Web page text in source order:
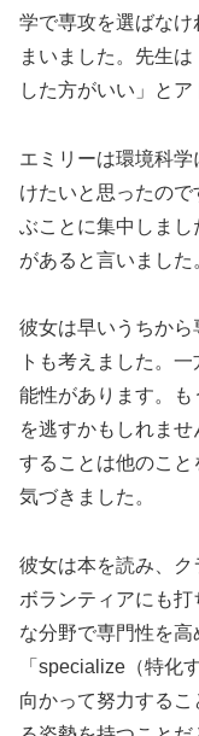
学で専攻を選ばな
まいました。先生
した方がいい」とア
エミリーは環境科
けたいと思ったの
ぶことに集中しま
があると言いました
彼女は早いうちか
トも考えました。
能性があります。
を逃すかもしれま
することは他のこと
気づきました。
彼女は本を読み、
ボランティアにも
な分野で専門性を高
「specialize（特化
向かって努力する